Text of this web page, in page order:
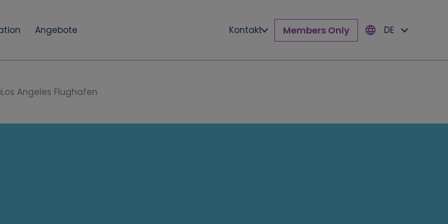
Angebote Kontakt Members Only DE
Los Angeles Flughafen